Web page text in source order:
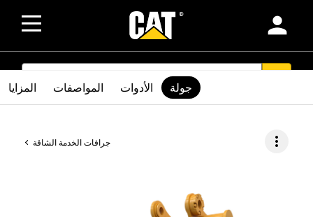
person
SEARCH
جرافات الخدمة الشاقة more_vert
المزايا المواصفات الأدوات جولة